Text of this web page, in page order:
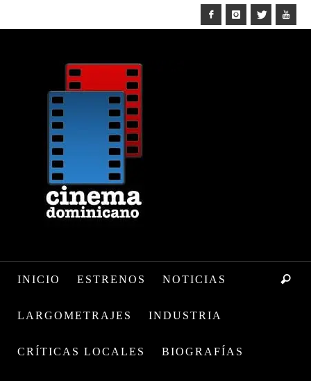
INICIO ESTRENOS NOTICIAS
LARGOMETRAJES INDUSTRIA
CRÍTICAS LOCALES BIOGRAFÍAS